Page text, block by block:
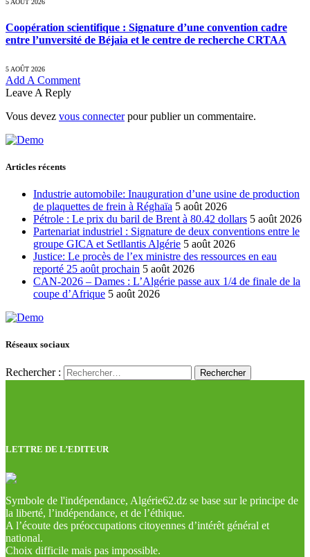
5 AOÛT 2026
Coopération scientifique : Signature d’une convention cadre
entre l’unversité de Béjaia et le centre de recherche CRTAA
5 AOÛT 2026
Add A Comment
Leave A Reply
Vous devez vous connecterpour publier un commentaire.
Articles récents
Industrie automobile: Inauguration d’une usine de production
de plaquettes de frein à Réghaïa 5 août 2026
Pétrole : Le prix du baril de Brent à 80.42 dollars 5 août 2026
Partenariat industriel : Signature de deux conventions entre le
groupe GICA et Setllantis Algérie 5 août 2026
Justice: Le procès de l’ex ministre des ressources en eau
reporté 25 août prochain 5 août 2026
CAN-2026 – Dames : L’Algérie passe aux 1/4 de finale de la
coupe d’Afrique 5 août 2026
Réseaux sociaux
Rechercher :
LETTRE DE L’EDITEUR
Symbole de l'indépendance, Algérie62.dz se base sur le principe de
la liberté, l’indépendance, et de l’éthique.
A l’écoute des préoccupations citoyennes d’intérêt général et
national.
Choix difficile mais pas impossible.